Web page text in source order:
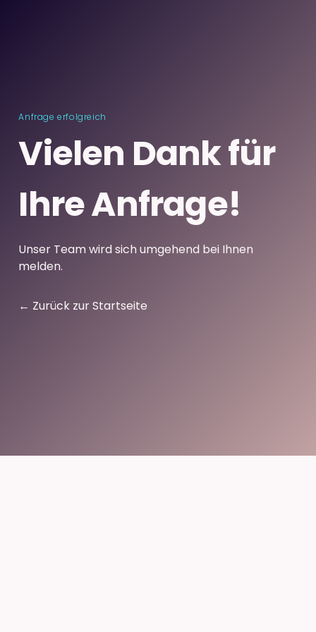
Anfrage erfolgreich
Vielen Dank für
Ihre Anfrage!
Unser Team wird sich umgehend bei Ihnen
melden.
← Zurück zur Startseite